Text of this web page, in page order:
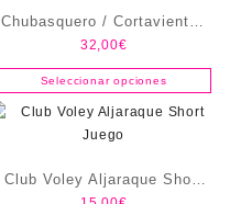
Chubasquero / Cortavientos
Puntiti Sport Team
32,00€
Seleccionar opciones
Club Voley Aljaraque Short